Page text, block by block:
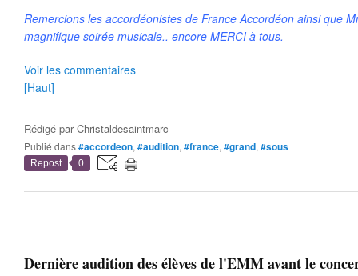
Remercions les accordéonistes de France Accordéon ainsi que
magnifique soirée musicale.. encore MERCI à tous.
Voir les commentaires
[Haut]
Rédigé parChristaldesaintmarc
Publié dans#accordeon, #audition, #france, #grand, #sous
Repost 0
Dernière audition des élèves de l'EMM avant le